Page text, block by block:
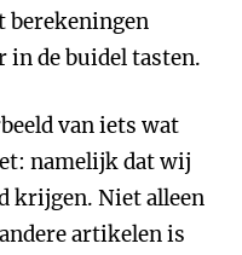
berekeningen
in de buidel tasten.
van iets wat
namelijk dat wij
krijgen. Niet alleen
artikelen is